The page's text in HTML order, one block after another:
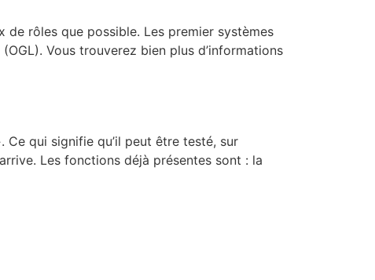
de rôles que possible. Les premier systèmes
Vous trouverez bien plus d’informations
qui signifie qu’il peut être testé, sur
Les fonctions déjà présentes sont : la